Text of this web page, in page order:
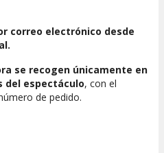
correo electrónico desde
se recogen únicamente en
del espectáculo, con el
de pedido.